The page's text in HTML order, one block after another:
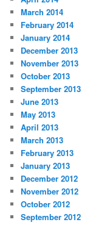
March 2014
February 2014
January 2014
December 2013
November 2013
October 2013
September 2013
June 2013
May 2013
April 2013
March 2013
February 2013
January 2013
December 2012
November 2012
October 2012
September 2012